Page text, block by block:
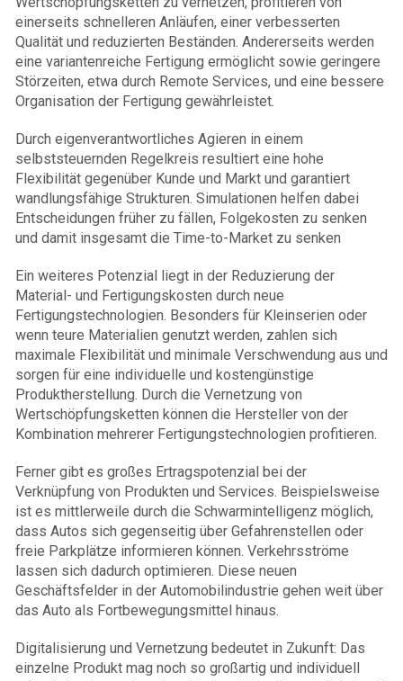
einerseits schnelleren Anläufen, einer verbesserten
Qualität und reduzierten Beständen. Andererseits werden
eine variantenreiche Fertigung ermöglicht sowie geringere
Störzeiten, etwa durch Remote Services, und eine bessere
Organisation der Fertigung gewährleistet.
Durch eigenverantwortliches Agieren in einem
selbststeuernden Regelkreis resultiert eine hohe
Flexibilität gegenüber Kunde und Markt und garantiert
wandlungsfähige Strukturen. Simulationen helfen dabei
Entscheidungen früher zu fällen, Folgekosten zu senken
und damit insgesamt die Time-to-Market zu senken
Ein weiteres Potenzial liegt in der Reduzierung der
Material- und Fertigungskosten durch neue
Fertigungstechnologien. Besonders für Kleinserien oder
wenn teure Materialien genutzt werden, zahlen sich
maximale Flexibilität und minimale Verschwendung aus und
sorgen für eine individuelle und kostengünstige
Produktherstellung. Durch die Vernetzung von
Wertschöpfungsketten können die Hersteller von der
Kombination mehrerer Fertigungstechnologien profitieren.
Ferner gibt es großes Ertragspotenzial bei der
Verknüpfung von Produkten und Services. Beispielsweise
ist es mittlerweile durch die Schwarmintelligenz möglich,
dass Autos sich gegenseitig über Gefahrenstellen oder
freie Parkplätze informieren können. Verkehrsströme
lassen sich dadurch optimieren. Diese neuen
Geschäftsfelder in der Automobilindustrie gehen weit über
das Auto als Fortbewegungsmittel hinaus.
Digitalisierung und Vernetzung bedeutet in Zukunft: Das
einzelne Produkt mag noch so großartig und individuell